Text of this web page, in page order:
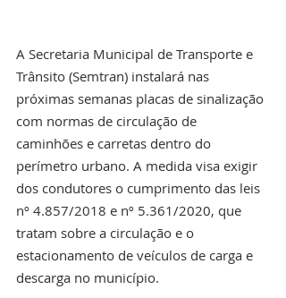
A Secretaria Municipal de Transporte e
Trânsito (Semtran) instalará nas
próximas semanas placas de sinalização
com normas de circulação de
caminhões e carretas dentro do
perímetro urbano. A medida visa exigir
dos condutores o cumprimento das leis
nº 4.857/2018 e nº 5.361/2020, que
tratam sobre a circulação e o
estacionamento de veículos de carga e
descarga no município.